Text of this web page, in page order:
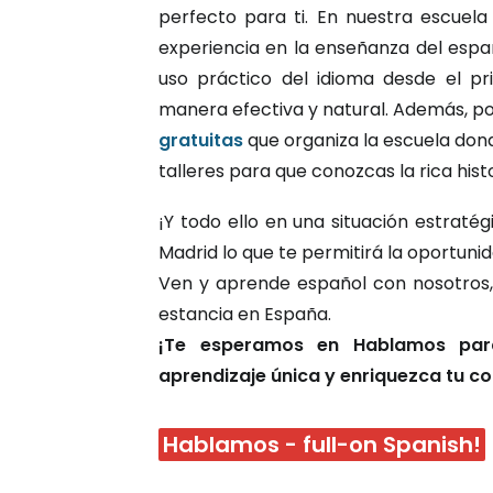
perfecto para ti. En nuestra
experiencia en la enseñanza del
uso práctico del idioma desde el
manera efectiva y natural. Además,
gratuitasque organiza la escuela
talleres para que conozcas la rica
¡Y todo ello en una situación
Madrid lo que te permitirá la
Ven y aprende español con
estancia en España.
¡Te esperamos en Hablamos
aprendizaje única y enriquezca tu
Hablamos - full-on Spanish!